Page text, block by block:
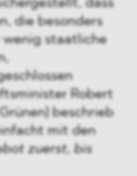
dass
die besonders
wenig staatliche
Robert
beschrieb
mit den
zuerst, bis